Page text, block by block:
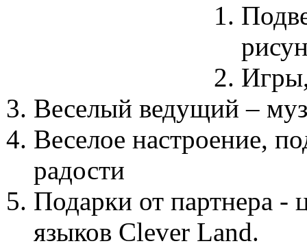
Веселый ведущий –
Веселое настроение,
радости
Подарки от партнера -
языков Clever Land.